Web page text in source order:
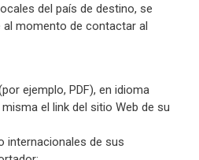
del país de destino, se
al momento de contactar al
ejemplo, PDF), en idioma
el link del sitio Web de su
internacionales de sus